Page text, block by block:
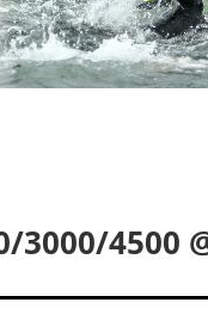
3000/4500